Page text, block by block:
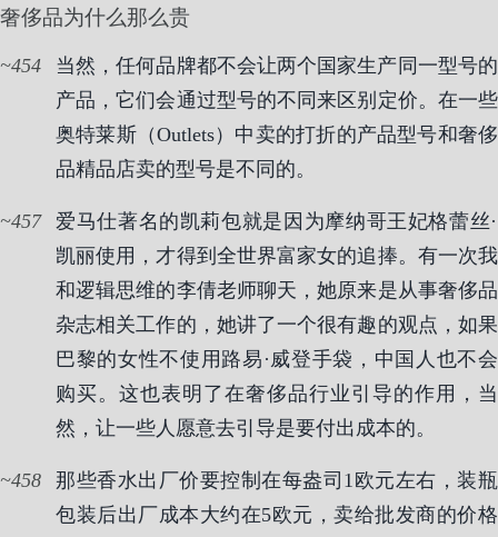
奢侈品为什么那么贵
454
当然，任何品牌都不会让两个国家生产同一型号的
产品，它们会通过型号的不同来区别定价。在一些
奥特莱斯（Outlets）中卖的打折的产品型号和奢侈
品精品店卖的型号是不同的。
457
爱马仕著名的凯莉包就是因为摩纳哥王妃格蕾丝·
凯丽使用，才得到全世界富家女的追捧。有一次我
和逻辑思维的李倩老师聊天，她原来是从事奢侈品
杂志相关工作的，她讲了一个很有趣的观点，如果
巴黎的女性不使用路易·威登手袋，中国人也不会
购买。这也表明了在奢侈品行业引导的作用，当
然，让一些人愿意去引导是要付出成本的。
458
那些香水出厂价要控制在每盎司1欧元左右，装瓶
包装后出厂成本大约在5欧元，卖给批发商的价格